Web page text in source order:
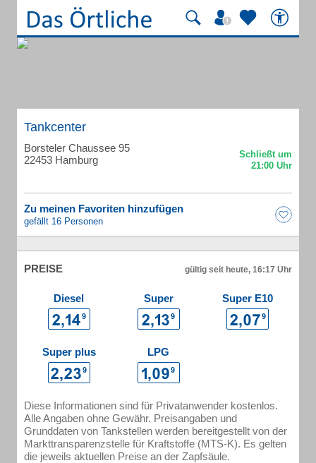
Tankcenter
Borsteler Chaussee 95
22453 Hamburg
Zu meinen Favoriten hinzufügen
gefällt 16 Personen
PREISE gültig seit heute, 16:17 Uhr
Diesel Super Super E10
Super plus LPG
Diese Informationen sind für Privatanwender kostenlos.
Alle Angaben ohne Gewähr. Preisangaben und
Grunddaten von Tankstellen werden bereitgestellt von der
Markttransparenzstelle für Kraftstoffe (MTS-K). Es gelten
die jeweils aktuellen Preise an der Zapfsäule.